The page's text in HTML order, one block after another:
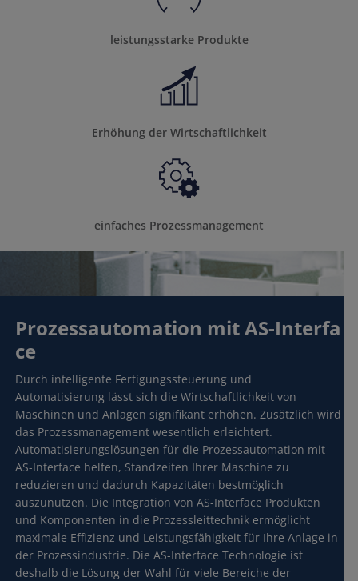
leistungsstarke Produkte
Erhöhung der Wirtschaftlichkeit
einfaches Prozessmanagement
Prozessautomation mit AS-Interfa
ce
Durch intelligente Fertigungssteuerung und
Automatisierung lässt sich die Wirtschaftlichkeit von
Maschinen und Anlagen signifikant erhöhen. Zusätzlich wird
das Prozessmanagement wesentlich erleichtert.
Automatisierungslösungen für die Prozessautomation mit
AS-Interface helfen, Standzeiten Ihrer Maschine zu
reduzieren und dadurch Kapazitäten bestmöglich
auszunutzen. Die Integration von AS-Interface Produkten
und Komponenten in die Prozessleittechnik ermöglicht
maximale Effizienz und Leistungsfähigkeit für Ihre Anlage in
der Prozessindustrie. Die AS-Interface Technologie ist
deshalb die Lösung der Wahl für viele Bereiche der
notwendig
/ Marketing